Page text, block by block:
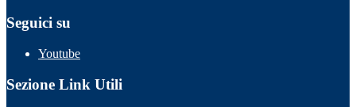
Seguici su
Youtube
Sezione Link Utili